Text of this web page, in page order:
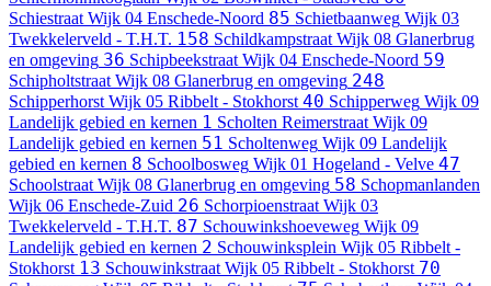
Schiestraat Wijk 04 Enschede-Noord 85 Schietbaanweg Wijk 03
Twekkelerveld - T.H.T. 158 Schildkampstraat Wijk 08 Glanerbrug
en omgeving 36 Schipbeekstraat Wijk 04 Enschede-Noord 59
Schipholtstraat Wijk 08 Glanerbrug en omgeving 248
Schipperhorst Wijk 05 Ribbelt - Stokhorst 40 Schipperweg Wijk 09
Landelijk gebied en kernen 1 Scholten Reimerstraat Wijk 09
Landelijk gebied en kernen 51 Scholtenweg Wijk 09 Landelijk
gebied en kernen 8 Schoolbosweg Wijk 01 Hogeland - Velve 47
Schoolstraat Wijk 08 Glanerbrug en omgeving 58 Schopmanlanden
Wijk 06 Enschede-Zuid 26 Schorpioenstraat Wijk 03
Twekkelerveld - T.H.T. 87 Schouwinkshoeveweg Wijk 09
Landelijk gebied en kernen 2 Schouwinksplein Wijk 05 Ribbelt -
Stokhorst 13 Schouwinkstraat Wijk 05 Ribbelt - Stokhorst 70